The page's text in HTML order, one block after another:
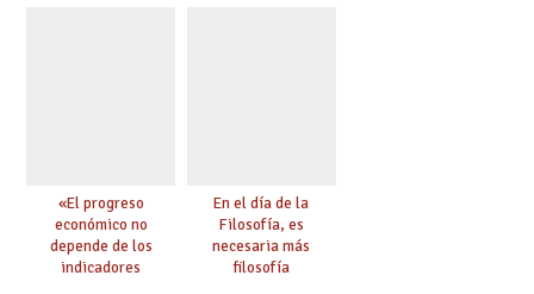
«El progreso
económico no
depende de los
indicadores
En el día de la
Filosofía, es
necesaria más
filosofía